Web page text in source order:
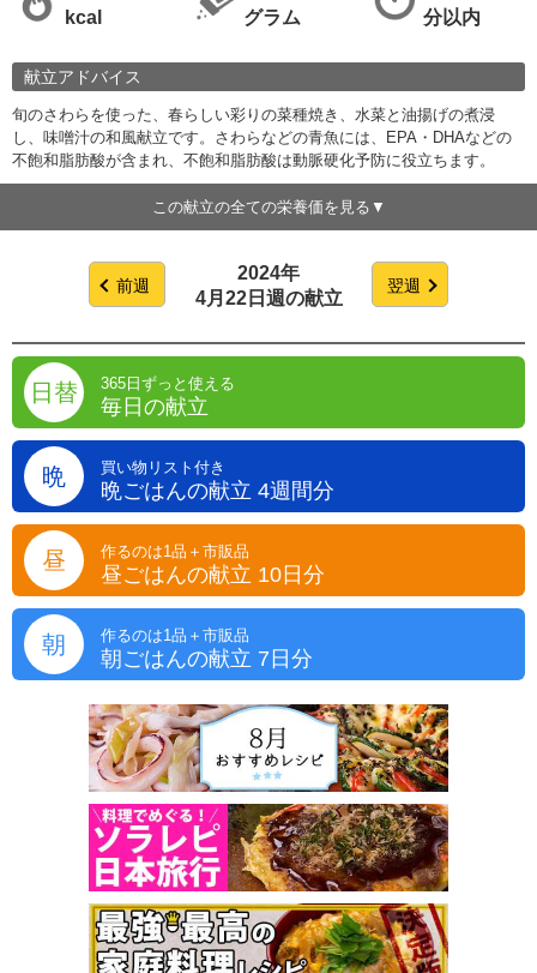
kcal
グラム
分以内
献立アドバイス
旬のさわらを使った、春らしい彩りの菜種焼き、水菜と油揚げの煮浸
し、味噌汁の和風献立です。さわらなどの青魚には、EPA・DHAなどの
不飽和脂肪酸が含まれ、不飽和脂肪酸は動脈硬化予防に役立ちます。
この献立の全ての栄養価を見る
前週
2024年
4月22日週の献立
翌週
日替 365日ずっと使える
毎日の献立
晩 買い物リスト付き
晩ごはんの献立 4週間分
昼 作るのは1品＋市販品
昼ごはんの献立 10日分
朝 作るのは1品＋市販品
朝ごはんの献立 7日分